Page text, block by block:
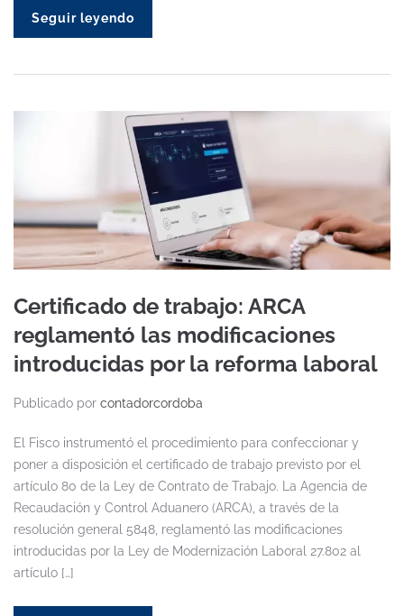
Seguir leyendo
Certificado de trabajo: ARCA
reglamentó las modificaciones
introducidas por la reforma laboral
Publicado por contadorcordoba
El Fisco instrumentó el procedimiento para confeccionar y
poner a disposición el certificado de trabajo previsto por el
artículo 80 de la Ley de Contrato de Trabajo. La Agencia de
Recaudación y Control Aduanero (ARCA), a través de la
resolución general 5848, reglamentó las modificaciones
introducidas por la Ley de Modernización Laboral 27.802 al
artículo […]